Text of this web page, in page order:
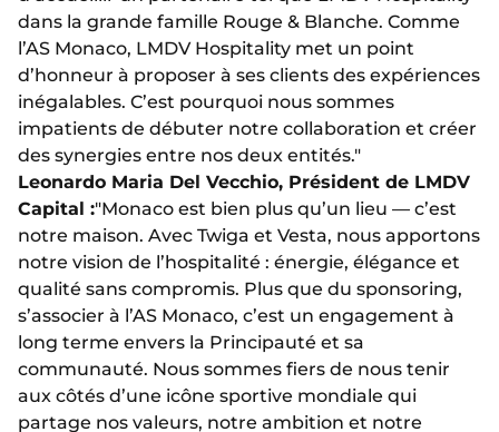
dans la grande famille Rouge & Blanche. Comme
l’AS Monaco, LMDV Hospitality met un point
d’honneur à proposer à ses clients des expériences
inégalables. C’est pourquoi nous sommes
impatients de débuter notre collaboration et créer
des synergies entre nos deux entités."
Leonardo Maria Del Vecchio, Président de LMDV
Capital :"Monaco est bien plus qu’un lieu — c’est
notre maison. Avec Twiga et Vesta, nous apportons
notre vision de l’hospitalité : énergie, élégance et
qualité sans compromis. Plus que du sponsoring,
s’associer à l’AS Monaco, c’est un engagement à
long terme envers la Principauté et sa
communauté. Nous sommes fiers de nous tenir
aux côtés d’une icône sportive mondiale qui
partage nos valeurs, notre ambition et notre